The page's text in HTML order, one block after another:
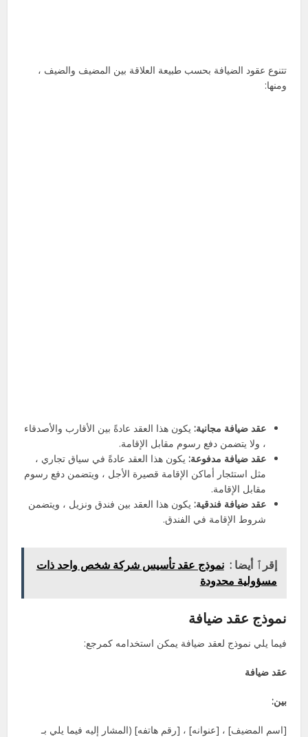
تتنوع عقود الضيافة بحسب طبيعة العلاقة بين المضيف والضيف ،
ومنها:
عقد ضيافة مجانية: يكون هذا العقد عادةً بين الأقارب والأصدقاء
، ولا يتضمن دفع رسوم مقابل الإقامة.
عقد ضيافة مدفوعة: يكون هذا العقد عادةً في سياق تجاري ،
مثل استئجار أماكن الإقامة قصيرة الأجل ، ويتضمن دفع رسوم
مقابل الإقامة.
عقد ضيافة فندقية: يكون هذا العقد بين فندق ونزيل ، ويتضمن
شروط الإقامة في الفندق.
إقرٱ أيضا : نموذج عقد تأسيس شركة شخص واحد ذات
مسؤولية محدودة
نموذج عقد ضيافة
فيما يلي نموذج لعقد ضيافة يمكن استخدامه كمرجع:
عقد ضيافة
بين:
[اسم المضيف] ، [عنوانه] ، [رقم هاتفه] (المشار إليه فيما يلي بـ